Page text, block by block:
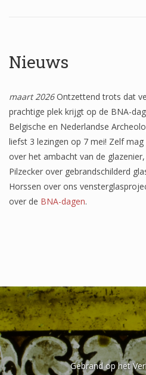
Quickscan: Groenlo-
1750
Wapenschilden
Mensfiguren
(Fabel)dieren
Architectuur
Omlijsting
Teksten
Onbeschilderd glas
Nieuws
maart 2026Ontzettend trots dat
prachtige plek krijgt op de BNA-
Belgische en Nederlandse
liefst 3 lezingen op 7 mei! Zelf
over het ambacht van de
Pilzecker over gebrandschilderd
Horssen over ons
over de BNA-dagen.
Gebrand op het